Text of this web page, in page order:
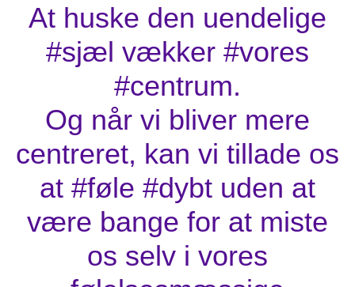
At huske den uendelige
#sjæl vækker #vores
#centrum.
Og når vi bliver mere
centreret, kan vi tillade os
at #føle #dybt uden at
være bange for at miste
os selv i vores